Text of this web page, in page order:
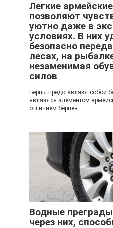
Легкие
позволяют
уютно даже в
условиях. В них
безопасно
лесах, на
незаменимая
силов
Берцы представляют собой
являются элементом
отличием берцев
Водные
через них,